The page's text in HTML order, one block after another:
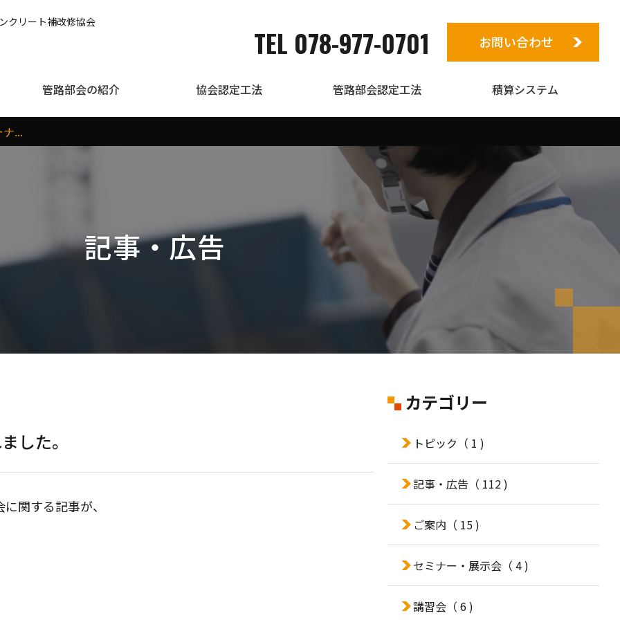
クリート補改修協会
TEL 078-977-0701 お問い合わせ
管路部会の紹介 協会認定工法 管路部会認定工法 積算システム
...
記事・広告
した。
関する記事が、
カテゴリー
トピック （ 1 )
記事・広告 （ 112 )
ご案内 （ 15 )
セミナー・展示会 （ 4 )
講習会 （ 6 )